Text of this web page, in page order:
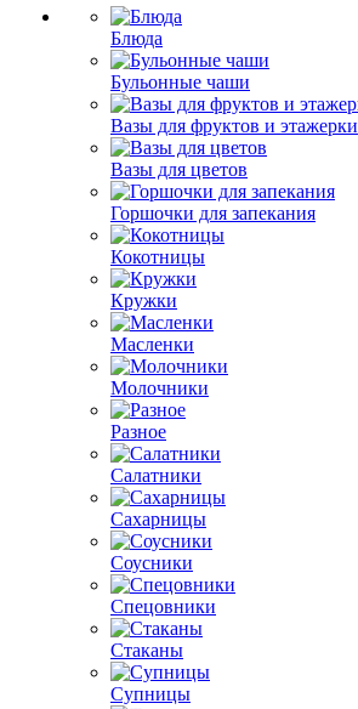
Блюда
Бульонные чаши
Вазы для фруктов и этажерки
Вазы для цветов
Горшочки для запекания
Кокотницы
Кружки
Масленки
Молочники
Разное
Салатники
Сахарницы
Соусники
Спецовники
Стаканы
Супницы